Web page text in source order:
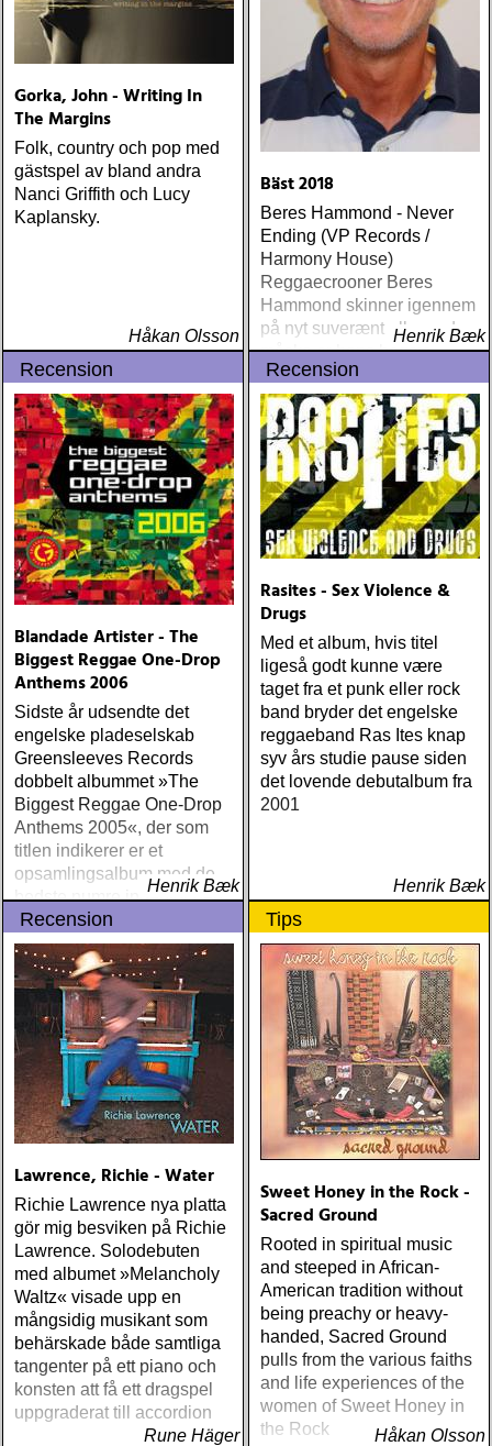
Gorka, John - Writing In
The Margins
Folk, country och pop med
gästspel av bland andra
Nanci Griffith och Lucy
Kaplansky.
Håkan Olsson
Bäst 2018
Beres Hammond - Never
Ending (VP Records /
Harmony House)
Reggaecrooner Beres
Hammond skinner igennem
på nyt suverænt album, der
måske er hans bedste
gennem tiderne
Henrik Bæk
Recension
Blandade Artister - The
Biggest Reggae One-Drop
Anthems 2006
Sidste år udsendte det
engelske pladeselskab
Greensleeves Records
dobbelt albummet »The
Biggest Reggae One-Drop
Anthems 2005«, der som
titlen indikerer er et
opsamlingsalbum med de
bedste numre indenfor den
populære reggaestil kaldet
one-drop
Henrik Bæk
Recension
Rasites - Sex Violence &
Drugs
Med et album, hvis titel
ligeså godt kunne være
taget fra et punk eller rock
band bryder det engelske
reggaeband Ras Ites knap
syv års studie pause siden
det lovende debutalbum fra
2001
Henrik Bæk
Recension
Lawrence, Richie - Water
Richie Lawrence nya platta
gör mig besviken på Richie
Lawrence. Solodebuten
med albumet »Melancholy
Waltz« visade upp en
mångsidig musikant som
behärskade både samtliga
tangenter på ett piano och
konsten att få ett dragspel
uppgraderat till accordion
Rune Häger
Tips
Sweet Honey in the Rock -
Sacred Ground
Rooted in spiritual music
and steeped in African-
American tradition without
being preachy or heavy-
handed, Sacred Ground
pulls from the various faiths
and life experiences of the
women of Sweet Honey in
the Rock
Håkan Olsson